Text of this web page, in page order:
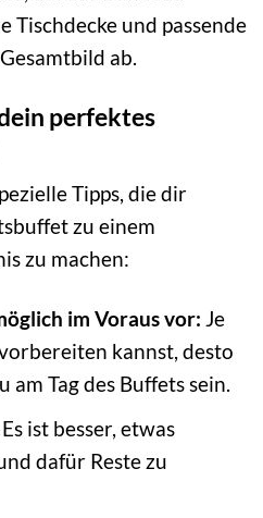
Tischdecke und passende
ab.
perfektes
Tipps, die dir
zu einem
zu machen:
im Voraus vor: Je
kannst, desto
Tag des Buffets sein.
Es ist besser, etwas
dafür Reste zu